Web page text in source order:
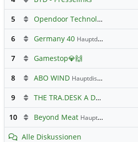
5 Opendoor Technologies
6 Germany 40 Hauptdiskussion
7 Gamestop💎🙌
8 ABO WIND Hauptdiskussion
9 THE TRA.DESK A DL-,000001
10 Beyond Meat Hauptdiskussion
Alle Diskussionen